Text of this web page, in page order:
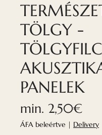
TÖLGY -
PANELEK
min. 2,50€
ár
ÁFA beleértve | Delivery